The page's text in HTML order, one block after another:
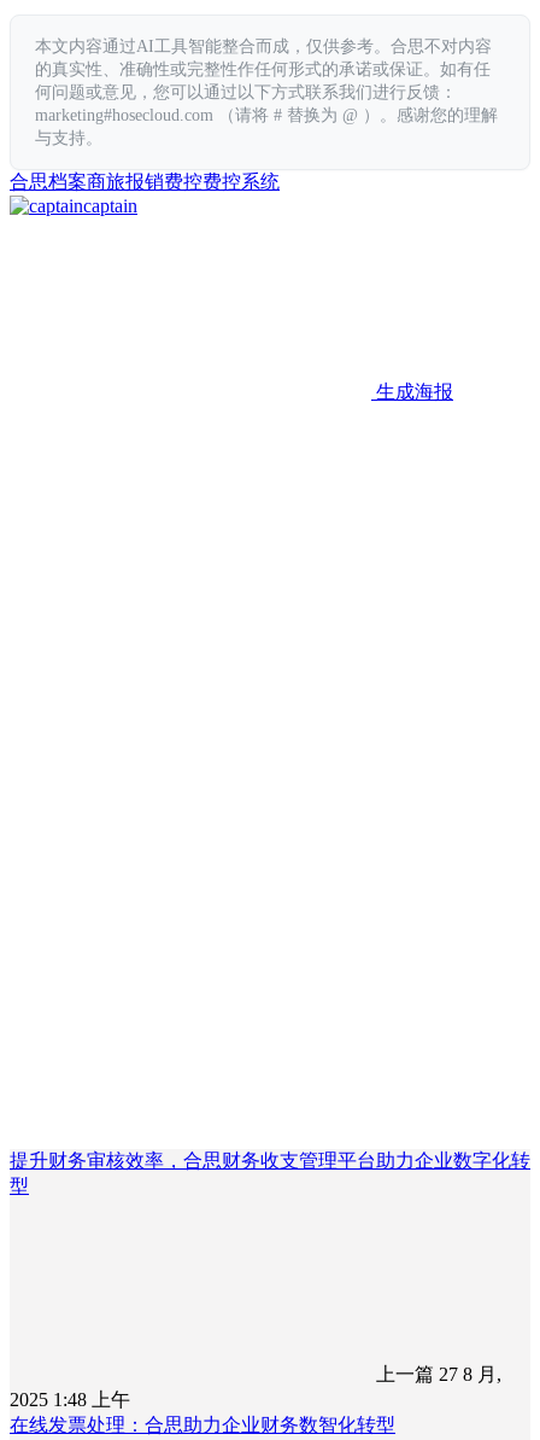
本文内容通过AI工具智能整合而成，仅供参考。合思不对内容
的真实性、准确性或完整性作任何形式的承诺或保证。如有任
何问题或意见，您可以通过以下方式联系我们进行反馈：
marketing#hosecloud.com （请将 # 替换为 @ ）。感谢您的理解
与支持。
合思档案商旅报销费控费控系统
captain
生成海报
提升财务审核效率，合思财务收支管理平台助力企业数字化转
型
上一篇 27 8 月,
2025 1:48 上午
在线发票处理：合思助力企业财务数智化转型